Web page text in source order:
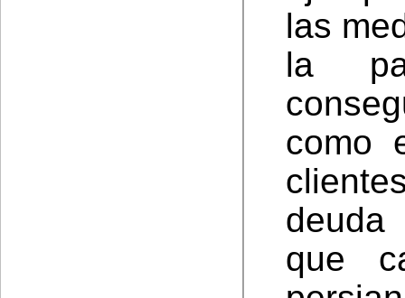
las
la
como
deuda
que